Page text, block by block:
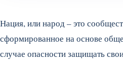
Нация, или народ – это
сформированное на основе
случае опасности защищать